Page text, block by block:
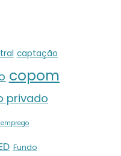
captação
copom
privado
Fundo